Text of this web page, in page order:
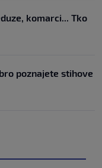
komarci... Tko
poznajete stihove